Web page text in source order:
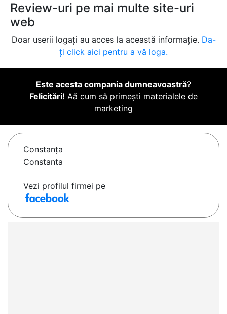
Review-uri pe mai multe site-uri
web
Doar userii logați au acces la această informație. Da-
ți click aici pentru a vă loga.
Este acesta compania dumneavoastră?
Felicitări! Aă cum să primești materialele de
marketing
Constanţa
Constanta
Vezi profilul firmei pe